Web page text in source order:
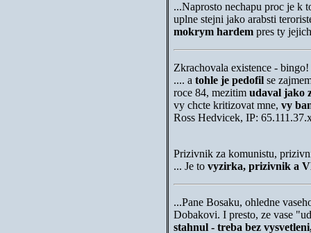
...Naprosto nechapu proc je k
uplne stejni jako arabsti
mokrym hardempres ty
Zkrachovala existence - bingo!
.... a tohle je pedofilse
roce 84, mezitim udaval jako
vy chcte kritizovat mne, vy
Ross Hedvicek, IP:
Prizivnik za komunistu,
... Je to vyzirka, prizivnik a
...Pane Bosaku, ohledne
Dobakovi. I presto, ze vase
stahnul - treba bez